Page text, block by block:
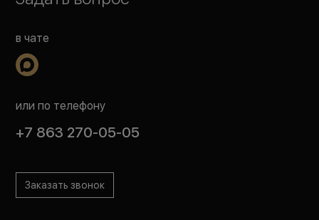
в чате
или по телефону
+7 863 270-05-05
Заказать звонок